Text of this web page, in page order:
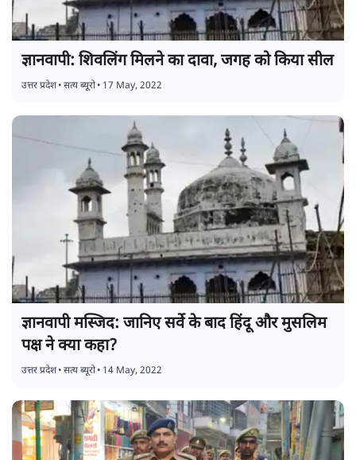
ज्ञानवापी: शिवलिंग मिलने का दावा, जगह को किया सील
उत्तर प्रदेश•सत्य ब्यूरो• 17 May, 2022
ज्ञानवापी मस्जिद: जानिए सर्वे के बाद हिंदू और मुसलिम
पक्ष ने क्या कहा?
उत्तर प्रदेश•सत्य ब्यूरो• 14 May, 2022